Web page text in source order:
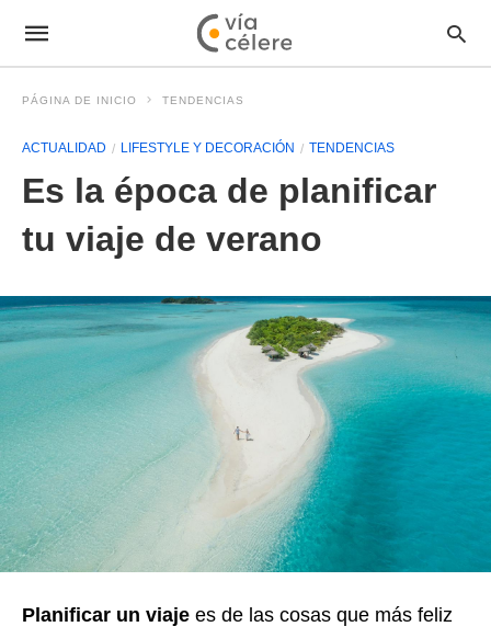
PÁGINA DE INICIO TENDENCIAS
ACTUALIDAD LIFESTYLE Y DECORACIÓN TENDENCIAS
Es la época de planificar
tu viaje de verano
Planificar un viaje es de las cosas que más feliz